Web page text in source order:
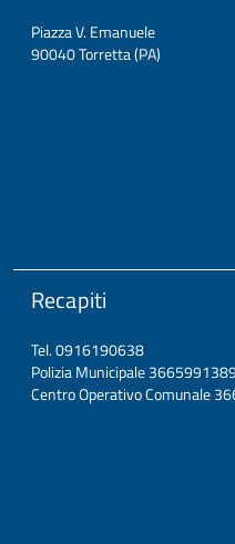
Piazza V. Emanuele
90040 Torretta (PA)
Recapiti
Tel. 0916190638
Polizia Municipale
Centro Operativo Comunale